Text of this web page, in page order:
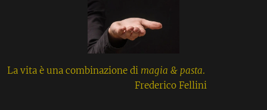
La vita è una combinazione di magia & pasta.
Frederico Fellini